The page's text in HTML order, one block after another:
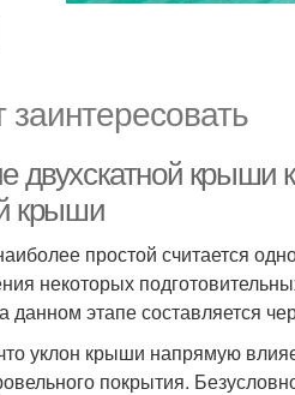
крыши к
крыши
простой считается
некоторых
данном этапе составляется
уклон крыши напрямую
покрытия.